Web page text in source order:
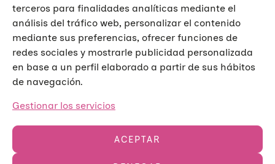
terceros para finalidades analíticas mediante el
análisis del tráfico web, personalizar el contenido
mediante sus preferencias, ofrecer funciones de
redes sociales y mostrarle publicidad personalizada
en base a un perfil elaborado a partir de sus hábitos
de navegación.
Gestionar los servicios
ACEPTAR